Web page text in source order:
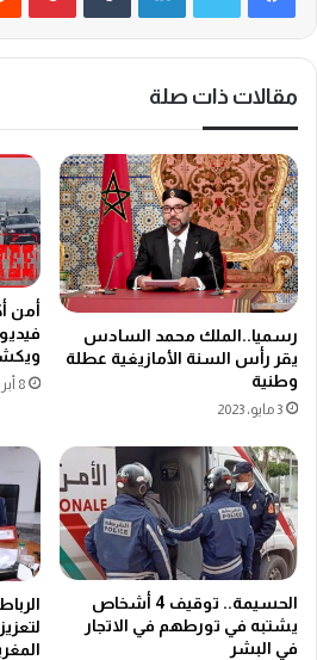
مقالات ذات صلة
رسميا..الملك محمد السادس
يقر رأس السنة الأمازيغية عطلة
وطنية
3 مايو، 2023
أمن
8 أبريل، 2026
الحسيمة.. توقيف 4 أشخاص
يشتبه في تورطهم في الاتجار
في البشر